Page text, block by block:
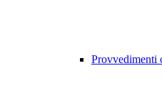
Provvedimenti